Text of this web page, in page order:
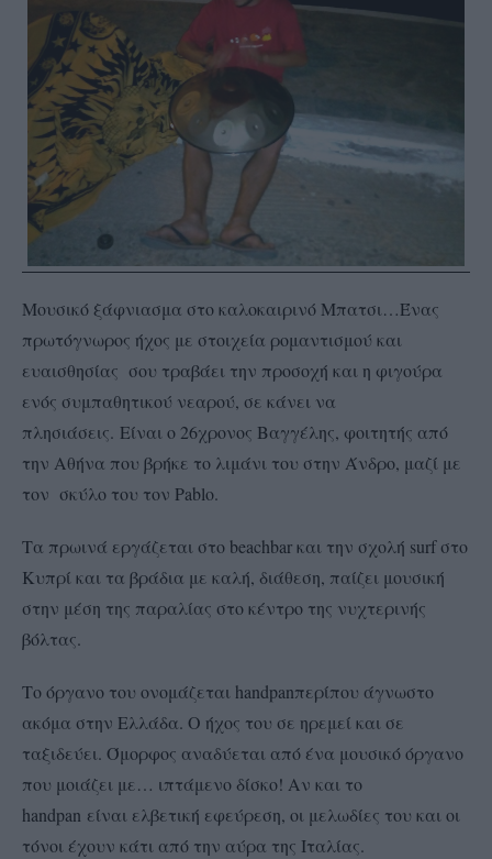
Μουσικό ξάφνιασμα στο καλοκαιρινό Μπατσι…Ένας
πρωτόγνωρος ήχος με στοιχεία ρομαντισμού και
ευαισθησίας σου τραβάει την προσοχή και η φιγούρα
ενός συμπαθητικού νεαρού, σε κάνει να
πλησιάσεις. Είναι ο 26χρονος Βαγγέλης, φοιτητής από
την Αθήνα που βρήκε το λιμάνι του στην Άνδρο, μαζί με
τον σκύλο του τον Pablo.
Τα πρωινά εργάζεται στο beachbarκαι την σχολή surfστο
Κυπρί και τα βράδια με καλή, διάθεση, παίζει μουσική
στην μέση της παραλίας στο κέντρο της νυχτερινής
βόλτας.
Το όργανο του ονομάζεται handpanπερίπου άγνωστο
ακόμα στην Ελλάδα. Ο ήχος του σε ηρεμεί και σε
ταξιδεύει. Όμορφος αναδύεται από ένα μουσικό όργανο
που μοιάζει με… ιπτάμενο δίσκο! Αν και το
handpan είναι ελβετική εφεύρεση, οι μελωδίες του και οι
τόνοι έχουν κάτι από την αύρα της Ιταλίας.